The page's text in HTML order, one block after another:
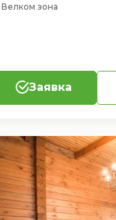
Велком зона
Заявка